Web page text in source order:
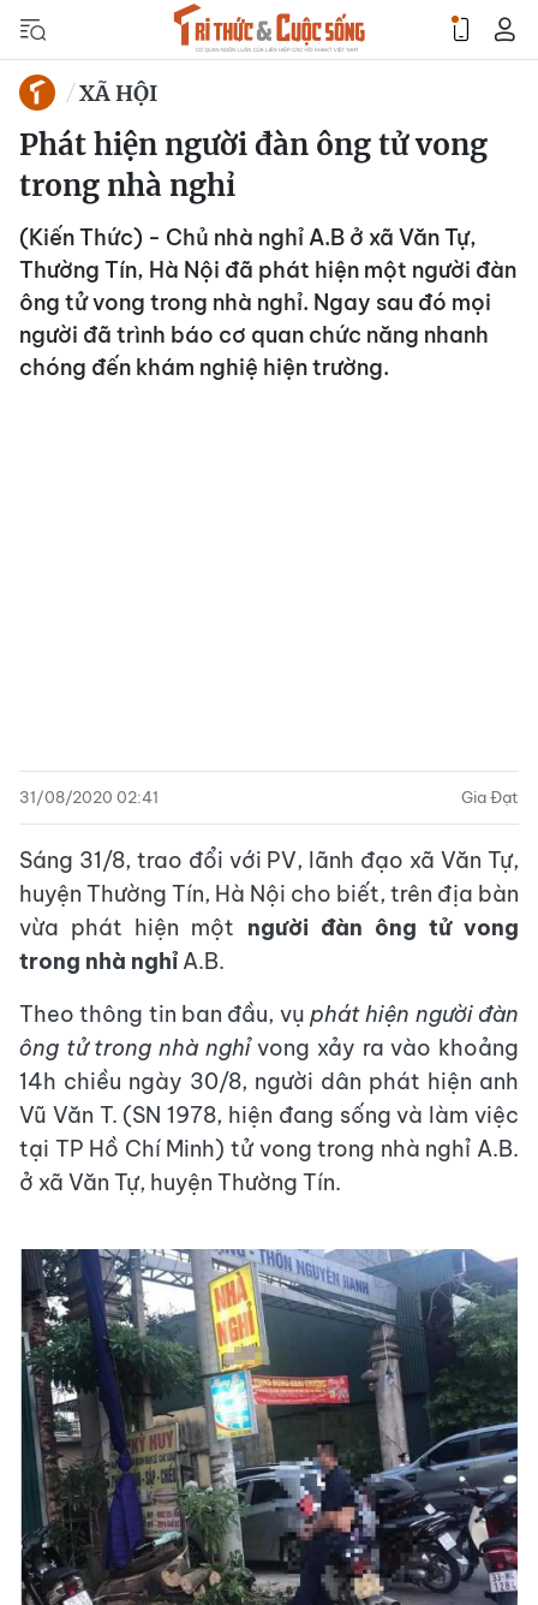
XÃ HỘI
Phát hiện người đàn ông tử vong
trong nhà nghỉ
(Kiến Thức) - Chủ nhà nghỉ A.B ở xã Văn Tự,
Thường Tín, Hà Nội đã phát hiện một người đàn
ông tử vong trong nhà nghỉ. Ngay sau đó mọi
người đã trình báo cơ quan chức năng nhanh
chóng đến khám nghiệ hiện trường.
31/08/2020 02:41 Gia Đạt
Sáng 31/8, trao đổi với PV, lãnh đạo xã Văn Tự,
huyện Thường Tín, Hà Nội cho biết, trên địa bàn
vừa phát hiện một người đàn ông tử vong
trong nhà nghỉ A.B.
Theo thông tin ban đầu, vụ phát hiện người đàn
ông tử trong nhà nghỉvong xảy ra vào khoảng
14h chiều ngày 30/8, người dân phát hiện anh
Vũ Văn T. (SN 1978, hiện đang sống và làm việc
tại TP Hồ Chí Minh) tử vong trong nhà nghỉ A.B.
ở xã Văn Tự, huyện Thường Tín.